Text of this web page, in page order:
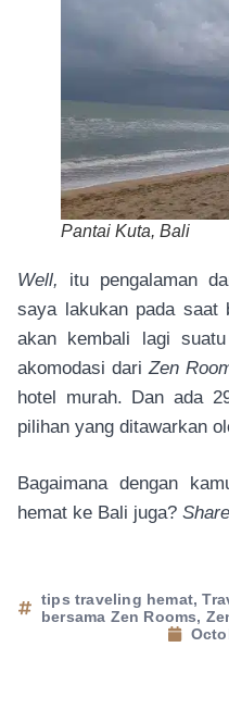
Pantai Kuta, Bali
Well, itu pengalaman
saya lakukan pada saat
akan kembali lagi
akomodasi dari Zen
hotel murah. Dan ada
pilihan yang ditawarkan
Bagaimana dengan
hemat ke Bali juga?
tips traveling hemat,
bersama Zen Rooms,